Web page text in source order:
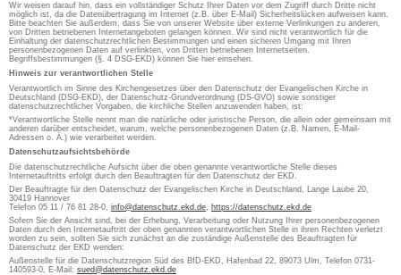
Wir weisen darauf hin, dass ein vollständiger Schutz Ihrer Daten vor dem Zugriff durch Dritte nicht
möglich ist, da die Datenübertragung im Internet (z.B. über E-Mail) Sicherheitslücken aufweisen kann.
Bitte beachten Sie außerdem, dass Sie von unserer Website über externe Verlinkungen zu anderen,
von Dritten betriebenen Internetangeboten gelangen können. Wir sind nicht verantwortlich für die
Einhaltung der datenschutzrechtlichen Bestimmungen und einen sicheren Umgang mit Ihren
personenbezogenen Daten auf verlinkten, von Dritten betriebenen Internetseiten.
Begriffsbestimmungen (§. 4 DSG-EKD) können Sie hier einsehen.
Hinweis zur verantwortlichen Stelle
Verantwortlich im Sinne des Kirchengesetzes über den Datenschutz der Evangelischen Kirche in
Deutschland (DSG-EKD), der Datenschutz-Grundverordnung (DS-GVO) sowie sonstiger
datenschutzrechtlicher Vorgaben, die kirchliche Stellen anzuwenden haben, ist:
*Verantwortliche Stelle nennt man die natürliche oder juristische Person, die allein oder gemeinsam mit
anderen darüber entscheidet, warum, welche personenbezogenen Daten (z.B. Namen, E-Mail-
Adressen o. Ä.) wie verarbeitet werden.
Datenschutzaufsichtsbehörde
Die datenschutzrechtliche Aufsicht über die oben genannte verantwortliche Stelle dieses
Internetauftritts erfolgt durch den Beauftragten für den Datenschutz der EKD.
Der Beauftragte für den Datenschutz der Evangelischen Kirche in Deutschland, Lange Laube 20,
30419 Hannover
Telefon 05 11 / 76 81 28-0, info@datenschutz.ekd.de, https://datenschutz.ekd.de
Sofern Sie der Ansicht sind, bei der Erhebung, Verarbeitung oder Nutzung Ihrer personenbezogenen
Daten durch den Internetauftritt der oben genannten verantwortlichen Stelle in ihren Rechten verletzt
worden zu sein, sollten Sie sich zunächst an die zuständige Außenstelle des Beauftragten für
Datenschutz der EKD wenden:
Außenstelle für die Datenschutzregion Süd des BfD-EKD, Hafenbad 22, 89073 Ulm, Telefon 0731-
140593-0, E-Mail: sued@datenschutz.ekd.de